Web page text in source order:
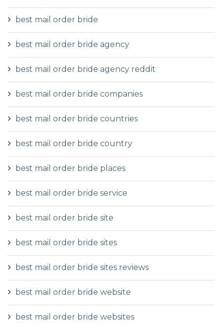
best mail order bride
best mail order bride agency
best mail order bride agency reddit
best mail order bride companies
best mail order bride countries
best mail order bride country
best mail order bride places
best mail order bride service
best mail order bride site
best mail order bride sites
best mail order bride sites reviews
best mail order bride website
best mail order bride websites